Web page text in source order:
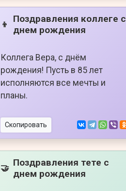
👦
Поздравления коллеге с
днем рождения
Коллега Вера, с днём
рождения! Пусть в 85 лет
исполняются все мечты и
планы.
Скопировать
🤝 Поздравления тете с
днем рождения